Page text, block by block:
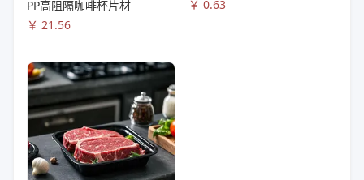
PP高阻隔咖啡杯片材
￥ 21.56
￥ 0.63